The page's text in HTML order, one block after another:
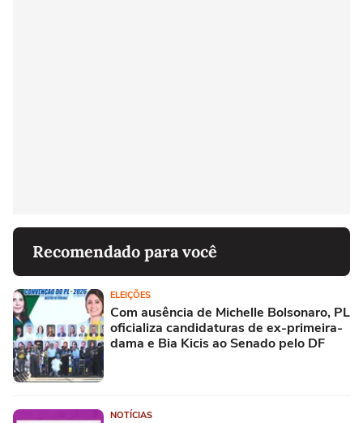
Recomendado para você
ELEIÇÕES
Com ausência de Michelle Bolsonaro, PL
oficializa candidaturas de ex-primeira-
dama e Bia Kicis ao Senado pelo DF
NOTÍCIAS